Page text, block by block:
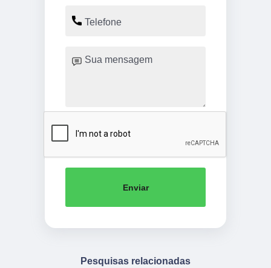
Enviar
Pesquisas relacionadas